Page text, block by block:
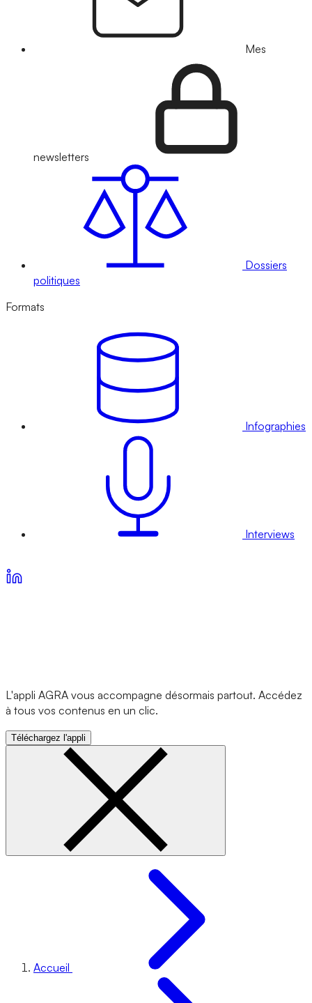
Mes
newsletters
Dossiers
politiques
Formats
Infographies
Interviews
L'appli AGRA vous accompagne désormais partout. Accédez
à tous vos contenus en un clic.
Téléchargez l'appli
Accueil